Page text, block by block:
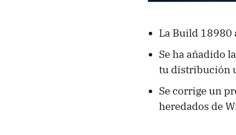
La Build 18980
Se ha añadido
tu distribución
Se corrige un
heredados de